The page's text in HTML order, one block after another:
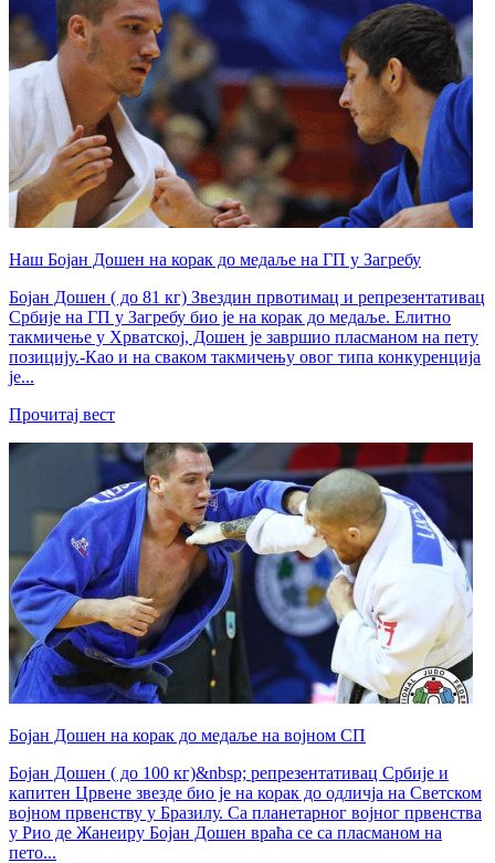
Наш Бојан Дошен на корак до медаље на ГП у Загребу
Бојан Дошен ( до 81 кг) Звездин првотимац и репрезентативац
Србије на ГП у Загребу био је на корак до медаље. Елитно
такмичење у Хрватској, Дошен је завршио пласманом на пету
позицију.-Као и на сваком такмичењу овог типа конкуренција
је...
Прочитај вест
Бојан Дошен на корак до медаље на војном СП
Бојан Дошен ( до 100 кг)&nbsp; репрезентативац Србије и
капитен Црвене звезде био је на корак до одличја на Светском
војном првенству у Бразилу. Са планетарног војног првенства
у Рио де Жанеиру Бојан Дошен враћа се са пласманом на
пето...